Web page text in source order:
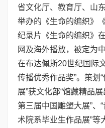
省文化厅、教育厅、山
举办的《生命的编织》
纪录片《生命的编织》
网及海外播放，被定为
在布达佩斯20世纪国际
传播优秀作品奖”。策
展”获文化部“馆藏精品
第三届中国雕塑大展”
术院系毕业生作品展”等